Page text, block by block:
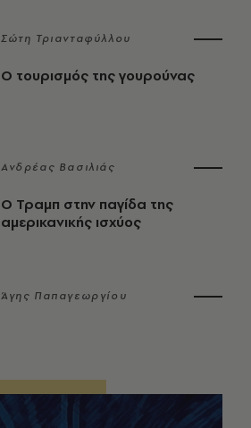
Σώτη Τριανταφύλλου
Ο τουρισμός της γουρούνας
Ανδρέας Βασιλιάς
Ο Τραμπ στην παγίδα της
αμερικανικής ισχύος
Άγης Παπαγεωργίου